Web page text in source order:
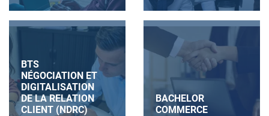
BTS
NÉGOCIATION ET
DIGITALISATION
DE LA RELATION
CLIENT (NDRC)
BACHELOR
COMMERCE